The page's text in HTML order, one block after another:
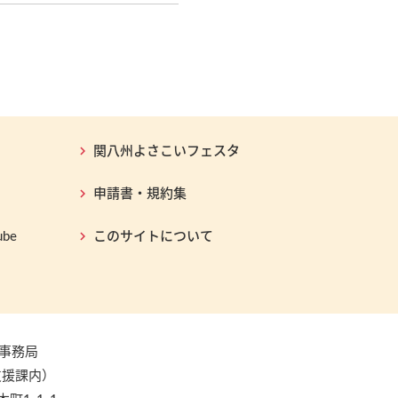
関八州よさこいフェスタ
申請書・規約集
このサイトについて
務局
課内）